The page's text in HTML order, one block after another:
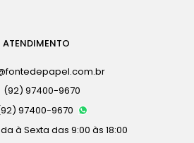
ATENDIMENTO
(92) 97400-9670
97400-9670
à Sexta das 9:00 às 18:00